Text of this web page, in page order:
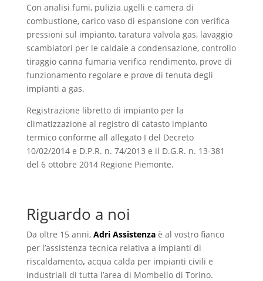
Con analisi fumi, pulizia ugelli e camera di
combustione, carico vaso di espansione con verifica
pressioni sul impianto, taratura valvola gas, lavaggio
scambiatori per le caldaie a condensazione, controllo
tiraggio canna fumaria verifica rendimento, prove di
funzionamento regolare e prove di tenuta degli
impianti a gas.
Registrazione libretto di impianto per la
climatizzazione al registro di catasto impianto
termico conforme all allegato I del Decreto
10/02/2014 e D.P.R. n. 74/2013 e il D.G.R. n. 13-381
del 6 ottobre 2014 Regione Piemonte.
Riguardo a noi
Da oltre 15 anni, Adri Assistenzaè al vostro fianco
per l’assistenza tecnica relativa a impianti di
riscaldamento, acqua calda per impianti civili e
industriali di tutta l’area di Mombello di Torino.